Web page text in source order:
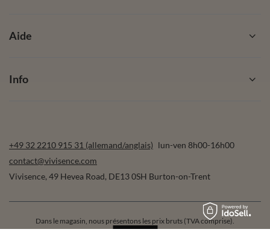
Aide
Info
+49 32 2210 915 31 (allemand/anglais) lun-ven 8h00-16h00
contact@vivisence.com
Vivisence, 49 Hevea Road, DE13 0SH Burton-on-Trent
Dans le magasin, nous présentons les prix bruts (TVA comprise).